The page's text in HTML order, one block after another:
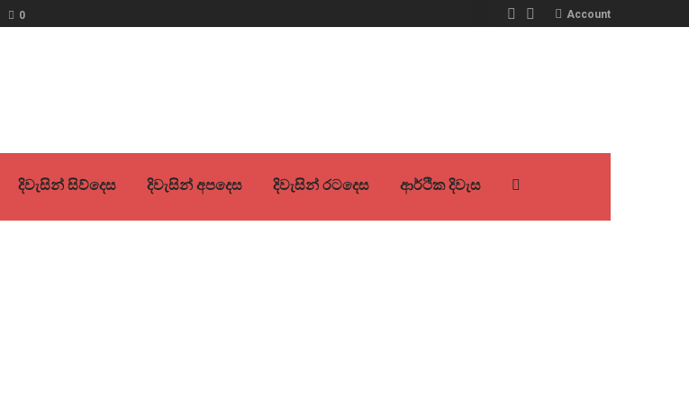
0 Account
දිවැසින් සිව්දෙස දිවැසින් අපදෙස දිවැසින් රටදෙස ආර්ථික දිවැස